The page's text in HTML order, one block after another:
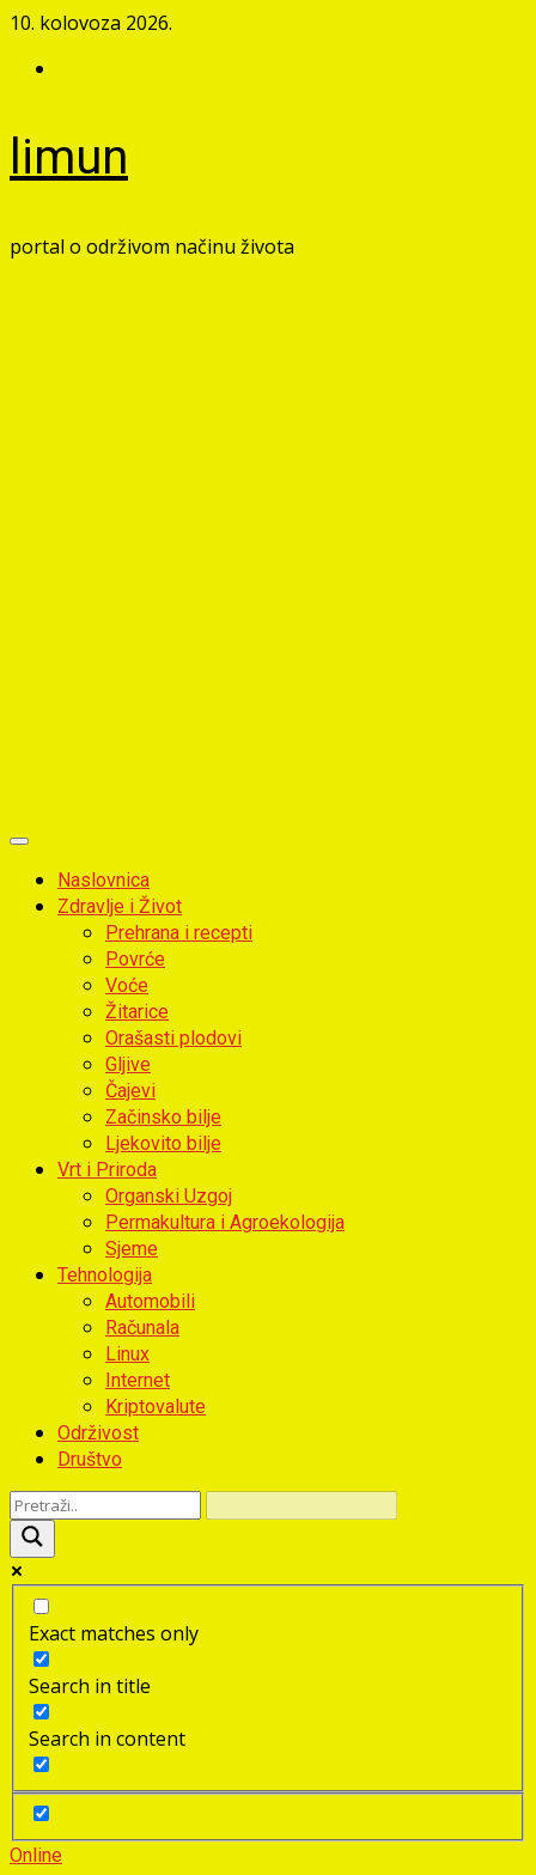
Skip
content
10. kolovoza 2026.
limun
portal o održivom načinu života
Primary
MenuNaslovnica
Zdravlje i Život
Prehrana i recepti
Povrće
Voće
Žitarice
Orašasti plodovi
Gljive
Čajevi
Začinsko bilje
Ljekovito bilje
Vrt i Priroda
Organski Uzgoj
Permakultura i Agroekologija
Sjeme
Tehnologija
Automobili
Računala
Linux
Internet
Kriptovalute
Održivost
Društvo
Exact matches only
Search in title
Search in content
Online